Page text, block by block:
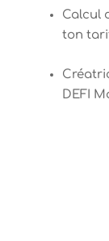
Calcul
ton
DEFI